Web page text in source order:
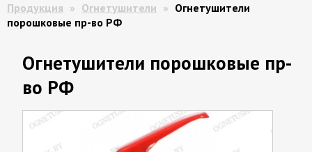
Продукция » Огнетушители » Огнетушители
порошковые пр-во РФ
Огнетушители порошковые пр-
во РФ